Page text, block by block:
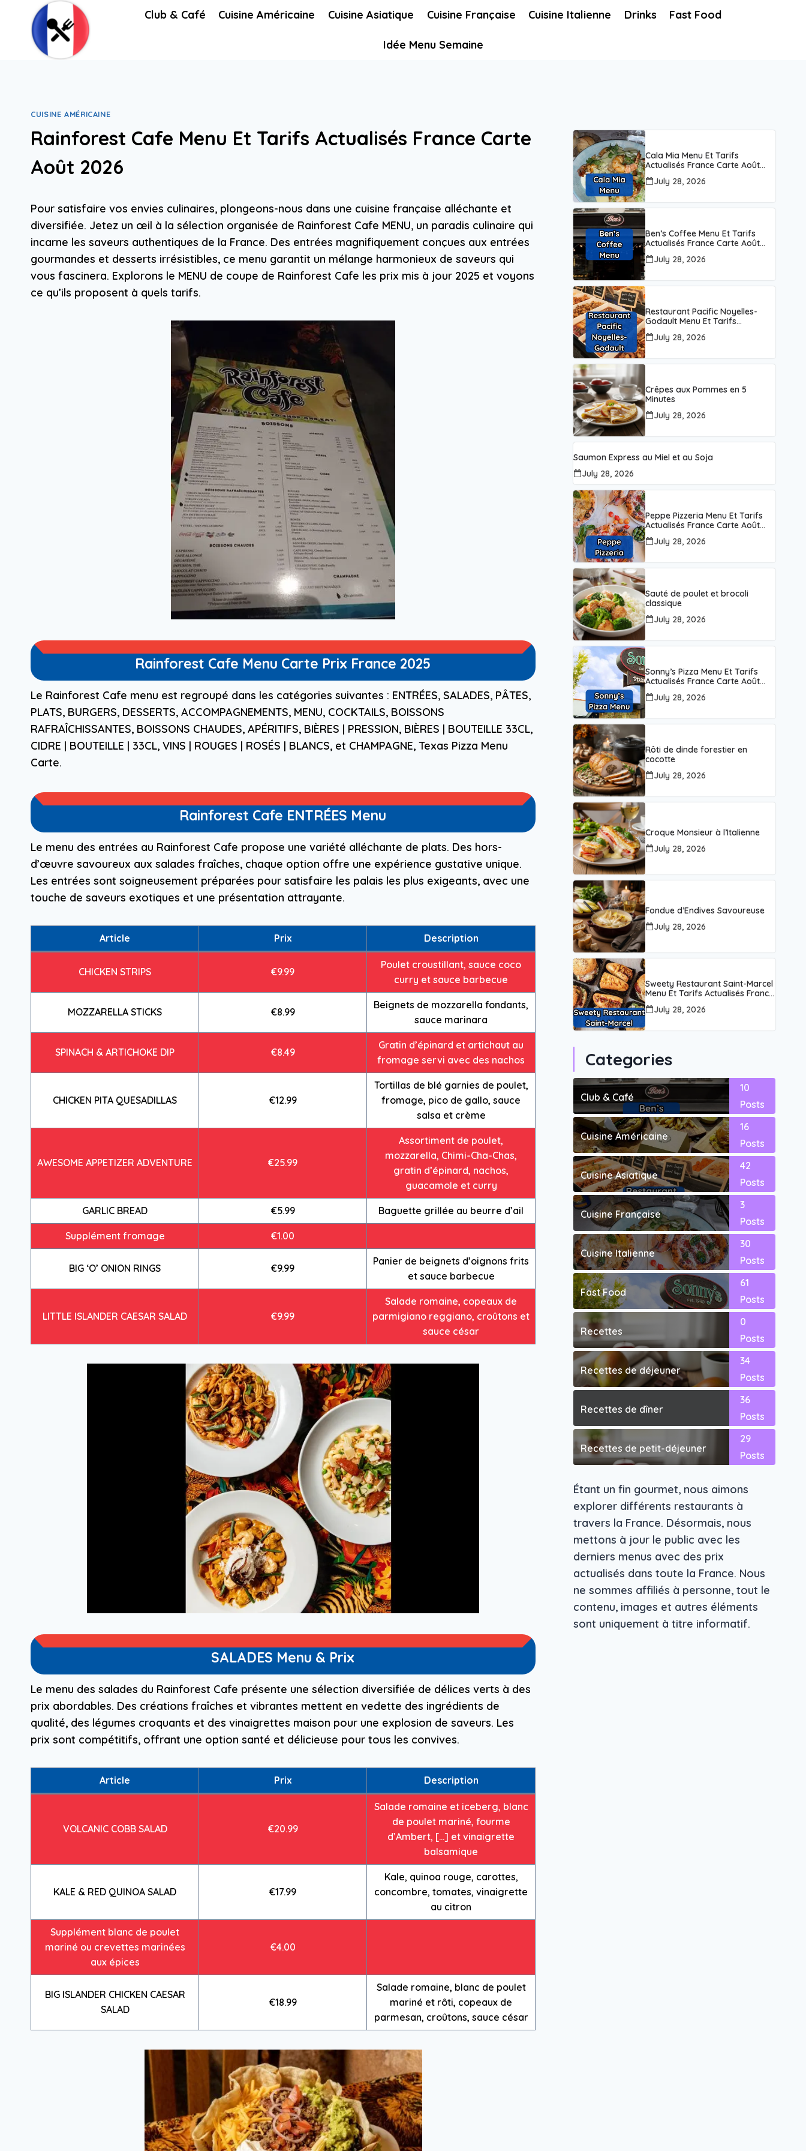
content
Club & Café Cuisine Américaine Cuisine Asiatique Cuisine Française Cuisine Italienne Drinks Fast Food
Idée Menu Semaine
CUISINE AMÉRICAINE
Rainforest Cafe Menu Et Tarifs Actualisés France Carte
Août 2026
Pour satisfaire vos envies culinaires, plongeons-nous dans une cuisine française alléchante et
diversifiée. Jetez un œil à la sélection organisée de Rainforest Cafe MENU, un paradis culinaire qui
incarne les saveurs authentiques de la France. Des entrées magnifiquement conçues aux entrées
gourmandes et desserts irrésistibles, ce menu garantit un mélange harmonieux de saveurs qui
vous fascinera. Explorons le MENU de coupe de Rainforest Cafe les prix mis à jour 2025 et voyons
ce qu’ils proposent à quels tarifs.
Rainforest Cafe Menu Carte Prix France 2025
Le Rainforest Cafe menu est regroupé dans les catégories suivantes : ENTRÉES, SALADES, PÂTES,
PLATS, BURGERS, DESSERTS, ACCOMPAGNEMENTS, MENU, COCKTAILS, BOISSONS
RAFRAÎCHISSANTES, BOISSONS CHAUDES, APÉRITIFS, BIÈRES | PRESSION, BIÈRES | BOUTEILLE 33CL,
CIDRE | BOUTEILLE | 33CL, VINS | ROUGES | ROSÉS | BLANCS, et CHAMPAGNE, Texas Pizza Menu
Carte.
Rainforest Cafe ENTRÉES Menu
Le menu des entrées au Rainforest Cafe propose une variété alléchante de plats. Des hors-
d’œuvre savoureux aux salades fraîches, chaque option offre une expérience gustative unique.
Les entrées sont soigneusement préparées pour satisfaire les palais les plus exigeants, avec une
touche de saveurs exotiques et une présentation attrayante.
Article Prix Description
CHICKEN STRIPS €9.99
Poulet croustillant, sauce coco
curry et sauce barbecue
MOZZARELLA STICKS €8.99
Beignets de mozzarella fondants,
sauce marinara
SPINACH & ARTICHOKE DIP €8.49
Gratin d’épinard et artichaut au
fromage servi avec des nachos
CHICKEN PITA QUESADILLAS €12.99
Tortillas de blé garnies de poulet,
fromage, pico de gallo, sauce
salsa et crème
AWESOME APPETIZER ADVENTURE €25.99
Assortiment de poulet,
mozzarella, Chimi-Cha-Chas,
gratin d’épinard, nachos,
guacamole et curry
GARLIC BREAD €5.99 Baguette grillée au beurre d’ail
Supplément fromage €1.00
BIG ‘O’ ONION RINGS €9.99
Panier de beignets d’oignons frits
et sauce barbecue
LITTLE ISLANDER CAESAR SALAD €9.99
Salade romaine, copeaux de
parmigiano reggiano, croûtons et
sauce césar
SALADES Menu & Prix
Le menu des salades du Rainforest Cafe présente une sélection diversifiée de délices verts à des
prix abordables. Des créations fraîches et vibrantes mettent en vedette des ingrédients de
qualité, des légumes croquants et des vinaigrettes maison pour une explosion de saveurs. Les
prix sont compétitifs, offrant une option santé et délicieuse pour tous les convives.
Article Prix Description
VOLCANIC COBB SALAD €20.99
Salade romaine et iceberg, blanc
de poulet mariné, fourme
d’Ambert, […] et vinaigrette
balsamique
KALE & RED QUINOA SALAD €17.99
Kale, quinoa rouge, carottes,
concombre, tomates, vinaigrette
au citron
Supplément blanc de poulet
mariné ou crevettes marinées
aux épices
€4.00
BIG ISLANDER CHICKEN CAESAR
SALAD
€18.99
Salade romaine, blanc de poulet
mariné et rôti, copeaux de
parmesan, croûtons, sauce césar
Cala Mia Menu Et Tarifs
Actualisés France Carte Août
2026
July 28, 2026
Ben’s Coffee Menu Et Tarifs
Actualisés France Carte Août
2026
July 28, 2026
Restaurant Pacific Noyelles-
Godault Menu Et Tarifs
Actualisés France Carte Août
2026
July 28, 2026
Crêpes aux Pommes en 5
Minutes
July 28, 2026
Saumon Express au Miel et au Soja
July 28, 2026
Peppe Pizzeria Menu Et Tarifs
Actualisés France Carte Août
2026
July 28, 2026
Sauté de poulet et brocoli
classique
July 28, 2026
Sonny’s Pizza Menu Et Tarifs
Actualisés France Carte Août
2026
July 28, 2026
Rôti de dinde forestier en
cocotte
July 28, 2026
Croque Monsieur à l’Italienne
July 28, 2026
Fondue d’Endives Savoureuse
July 28, 2026
Sweety Restaurant Saint-Marcel
Menu Et Tarifs Actualisés France
Carte Août 2026
July 28, 2026
Categories
Club & Café
10
Posts
Cuisine Américaine
16
Posts
Cuisine Asiatique
42
Posts
Cuisine Française
3
Posts
Cuisine Italienne
30
Posts
Fast Food
61
Posts
Recettes
0
Posts
Recettes de déjeuner
34
Posts
Recettes de dîner
36
Posts
Recettes de petit-déjeuner
29
Posts
Étant un fin gourmet, nous aimons
explorer différents restaurants à
travers la France. Désormais, nous
mettons à jour le public avec les
derniers menus avec des prix
actualisés dans toute la France. Nous
ne sommes affiliés à personne, tout le
contenu, images et autres éléments
sont uniquement à titre informatif.